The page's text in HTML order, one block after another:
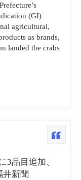
(GI)
agricultural,
as brands,
landed the crabs
3品目追加、
井新聞